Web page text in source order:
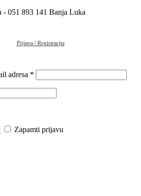
- 051 893 141 Banja Luka
Prijava / Registracija
adresa *
Zapamti prijavu